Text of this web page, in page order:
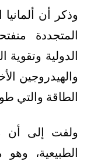
وذكر أن
المتجددة
الدولية
والهيدروجين
الطاقة والتي
ولفت إلى أن
الطبيعية،